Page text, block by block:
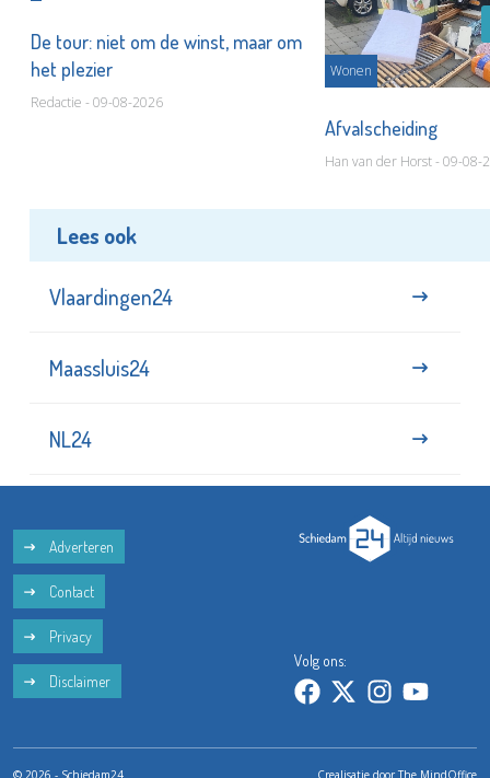
De tour: niet om de winst, maar om
het plezier
Redactie - 09-08-2026
Wonen
Afvalscheiding
Han van der Horst - 09-08-
Lees ook
Vlaardingen24
Maassluis24
NL24
Adverteren
Contact
Privacy
Disclaimer
Volg ons:
© 2026 - Schiedam24 Crealisatie doorThe MindOffice